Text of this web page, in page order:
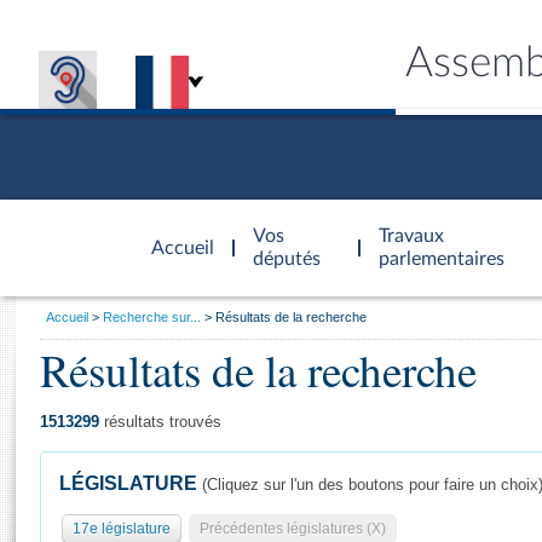
Accueil
d'accueil
Vos
députés
Travaux
parlementaires
Général
Vous
Accueil Recherche sur... Résultats de la recherche
Résultats de la recherche
1513299 résultats trouvés
LÉGISLATURE (Cliquez sur l'un des boutons pour faire un choix)
17e législature Précédentes législatures (X)